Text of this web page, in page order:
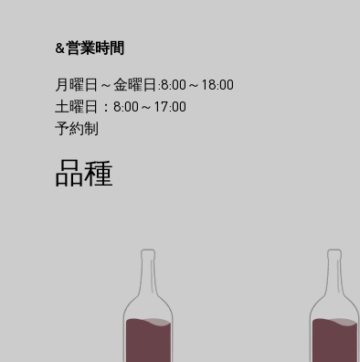
&営業時間
月曜日～金曜日:8:00～18:00
土曜日：8:00～17:00
予約制
品種